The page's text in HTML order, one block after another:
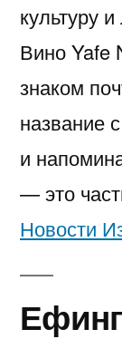
культуру
Вино Yafe
знаком
название
и
— это
Новости